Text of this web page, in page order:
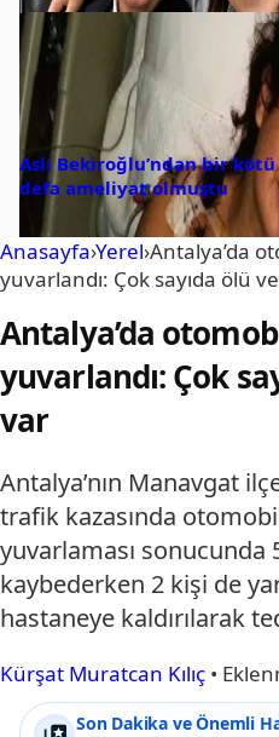
Aslı Bekiroğlu’ndan bir
defa ameliyat olmuştu
Anasayfa›Yerel›Antalya’da
yuvarlandı: Çok sayıda ölü
Antalya’da
yuvarlandı: Çok
var
Antalya’nın Manavgat
trafik kazasında
yuvarlaması sonucunda
kaybederken 2 kişi de
hastaneye kaldırılarak
Kürşat Muratcan Kılıç •
Son Dakika ve Önemli